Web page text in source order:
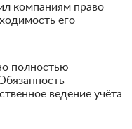
компаниям право
его
полностью
ведение учёта